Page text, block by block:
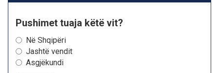
Pushimet tuaja këtë vit?
Në Shqipëri
Jashtë vendit
Asgjëkundi